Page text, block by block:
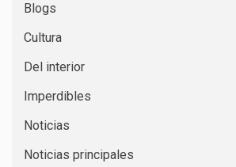
Blogs
Cultura
Del interior
Imperdibles
Noticias
Noticias principales